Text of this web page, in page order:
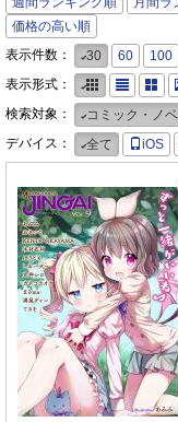
価格の高い順
表示件数：
30 60 100
表示形式：
検索対象：
コミック・ノ
デバイス：
全て iOS